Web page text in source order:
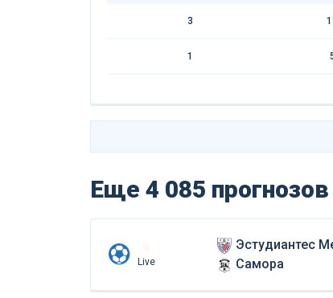
3
1
Еще 4 085 прогнозов
Live
Эстудиантес
Самора